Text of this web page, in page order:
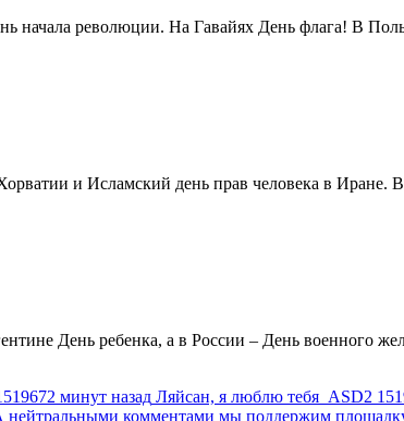
начала революции. На Гавайях День флага! В
и Исламский день прав человека в
День ребенка, а в России – День военного
минут назад Ляйсан, я люблю тебя ASD2
нейтральными комментами мы поддержим